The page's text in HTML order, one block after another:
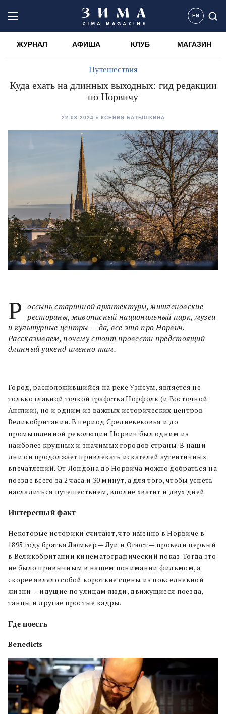
EN
ЖУРНАЛ АФИША КЛУБ МАГАЗИН
Путешествия
Куда ехать на длинных выходных: гид редакции
по Норвичу
22.03.2024 КСЕНИЯ БАТЫШКИНА
Р
оссыпь старинной архитектуры, мишленовские
рестораны, живописный национальный парк, музеи
и культурные центры — да, все это про Норвич.
Рассказываем, почему стоит провести предстоящий
длинный уикенд именно там.
Город, расположившийся на реке Уэнсум, является не
только главной точкой графства Норфолк (и Восточной
Англии), но и одним из важных исторических центров
Великобритании. В период Средневековья и до
промышленной революции Норвич был одним из
наиболее крупных и значимых городов страны. В наши
дни он продолжает привлекать искателей аутентичных
впечатлений. От Лондона до Норвича можно добраться на
поезде всего за 2 часа и 30 минут, а для того, чтобы успеть
насладиться путешествием, вполне хватит и двух дней.
Интересный факт
Некоторые историки считают, что именно в Норвиче в
1895 году братья Люмьер — Луи и Огюст — провели первый
в Великобритании кинематографический показ. Тогда это
не было привычным в нашем понимании фильмом, а
скорее являло собой короткие сцены из повседневной
жизни — идущие по улицам люди, движущиеся поезда,
танцы и другие простые кадры.
Где поесть
Benedicts